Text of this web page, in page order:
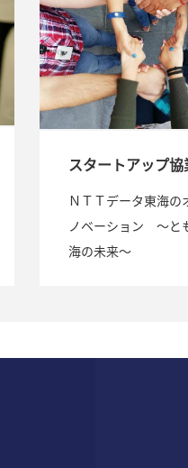
スタートアップ協
ＮＴＴデータ東海の
ノベーション ～と
海の未来～